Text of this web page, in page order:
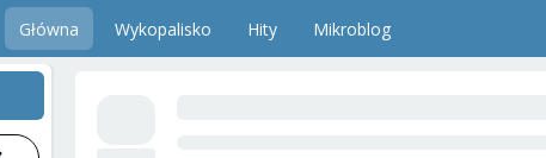
Główna Wykopalisko Hity Mikroblog